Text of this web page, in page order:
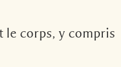
le corps, y compris